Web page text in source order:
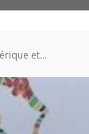
et...